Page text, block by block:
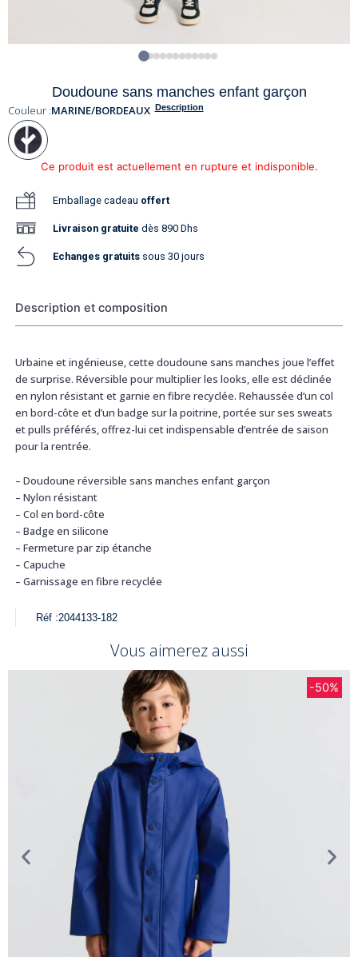
Doudoune sans manches enfant garçon
Description
Couleur :MARINE/BORDEAUX
Ce produit est actuellement en rupture et indisponible.
Emballage cadeau offert
Livraison gratuite dès 890 Dhs
Echanges gratuits sous 30 jours
Description et composition
Urbaine et ingénieuse, cette doudoune sans manches joue l’effet
de surprise. Réversible pour multiplier les looks, elle est déclinée
en nylon résistant et garnie en fibre recyclée. Rehaussée d’un col
en bord-côte et d’un badge sur la poitrine, portée sur ses sweats
et pulls préférés, offrez-lui cet indispensable d’entrée de saison
pour la rentrée.
– Doudoune réversible sans manches enfant garçon
– Nylon résistant
– Col en bord-côte
– Badge en silicone
– Fermeture par zip étanche
– Capuche
– Garnissage en fibre recyclée
Réf :2044133-182
Vous aimerez aussi
-50%